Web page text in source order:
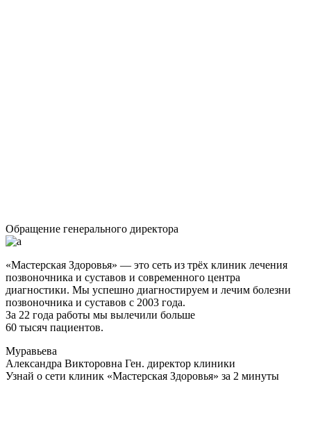
Обращение генерального директора
«Мастерская Здоровья» — это сеть из трёх клиник лечения
позвоночника и суставов и современного центра
диагностики. Мы успешно диагностируем и лечим болезни
позвоночника и суставов с 2003 года.
За 22 года работы мы вылечили больше
60 тысяч пациентов.
Муравьева
Александра Викторовна Ген. директор клиники
Узнай о сети клиник «Мастерская Здоровья» за 2 минуты